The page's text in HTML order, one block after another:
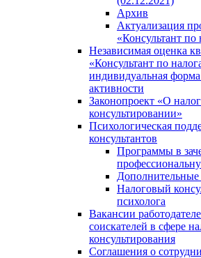
Архив
Актуализация
«Консультант по
Независимая оценка
«Консультант по
индивидуальная
активности
Законопроект «О
консультировании»
Психологическая
консультантов
Программы в
Налоговый
психолога
Вакансии
соискателей в сфере
консультирования
Соглашения о